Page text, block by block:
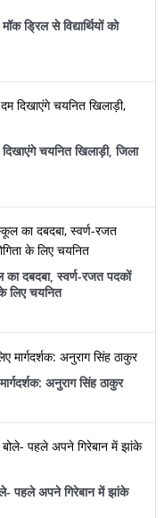
ड्रिल से विद्यार्थियों को
चयनित खिलाड़ी, जिला
का दबदबा, स्वर्ण-रजत पदकों
लिए चयनित
अनुराग सिंह ठाकुर
पहले अपने गिरेबान में झांके